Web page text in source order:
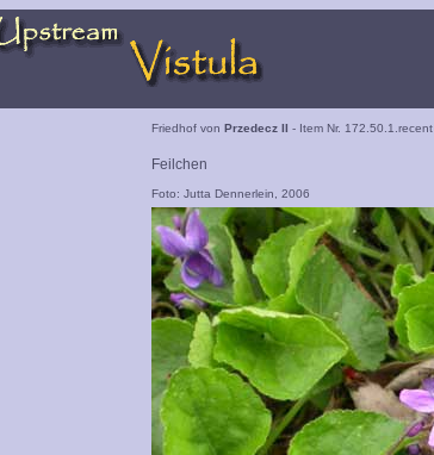
Friedhof von Przedecz II - Item Nr. 172.50.1.recent
Feilchen
Foto: Jutta Dennerlein, 2006